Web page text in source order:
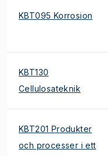
KBT095 Korrosion
KBT130
Cellulosateknik
KBT201 Produkter
och processer i ett